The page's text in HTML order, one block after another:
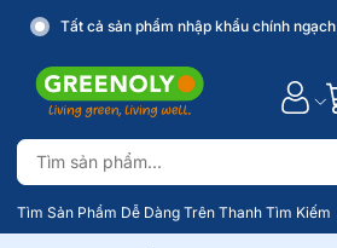
Tất cả sản phẩm nhập khẩu chính ngạch
Tìm Sản Phẩm Dễ Dàng Trên Thanh Tìm Kiếm